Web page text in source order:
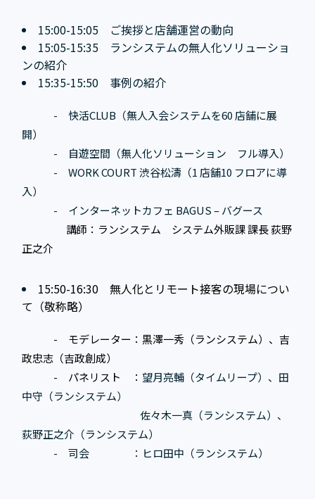
15:00-15:05 ご挨拶と店舗運営の動向
15:05-15:35 ランシステムの無人化ソリューショ
ンの紹介
15:35-15:50 事例の紹介
- 快活CLUB（無人入会システムを60 店舗に展
開）
- 自遊空間（無人化ソリューション フル導入）
- WORK COURT 渋谷松濤（1 店舗10 フロアに導
入）
- インターネットカフェ BAGUS – バグース
講師：ランシステム システム外販課 課長 荻野
正之介
15:50-16:30 無人化とリモート接客の現場につい
て（敬称略）
- モデレーター：黒澤一秀（ランシステム）、吉
政忠志（吉政創成）
- パネリスト ：望月亮輔（タイムリープ）、田
中守（ランシステム）
佐々木一真（ランシステム）、
荻野正之介（ランシステム）
- 司会 ：ヒロ田中（ランシステム）